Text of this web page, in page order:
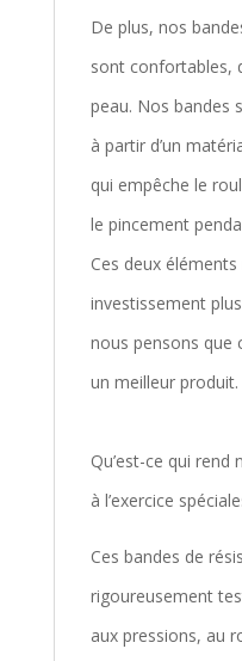
De plus, nos
sont confortables,
peau. Nos bandes
à partir d’un
qui empêche le
le pincement
Ces deux
investissement
nous pensons que
un meilleur produit.
Qu’est-ce qui rend
à l’exercice
Ces bandes de
rigoureusement
aux pressions, au